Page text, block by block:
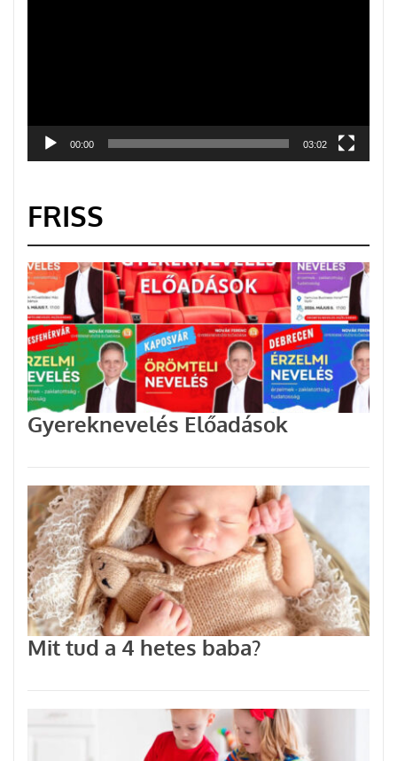
00:00 03:02
FRISS
Gyereknevelés Előadások
Mit tud a 4 hetes baba?